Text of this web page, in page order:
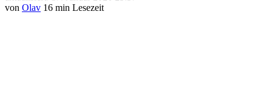
von Olav 16 min Lesezeit